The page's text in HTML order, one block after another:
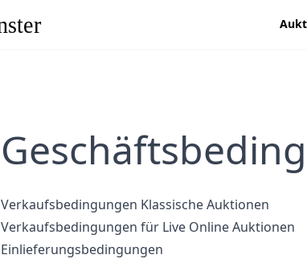
Verkaufsbedingungen Klassische Auktionen
Verkaufsbedingungen für Live Online Auktionen
Einlieferungsbedingungen